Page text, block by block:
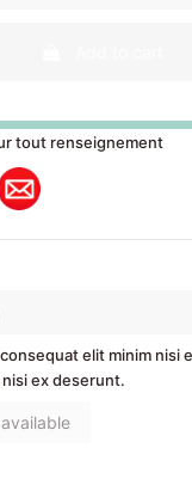
tout renseignement
elit minim nisi
ex deserunt.